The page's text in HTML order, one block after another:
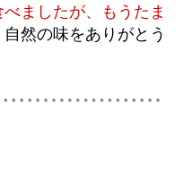
ましたが、もうたま
自然の味をありがとう